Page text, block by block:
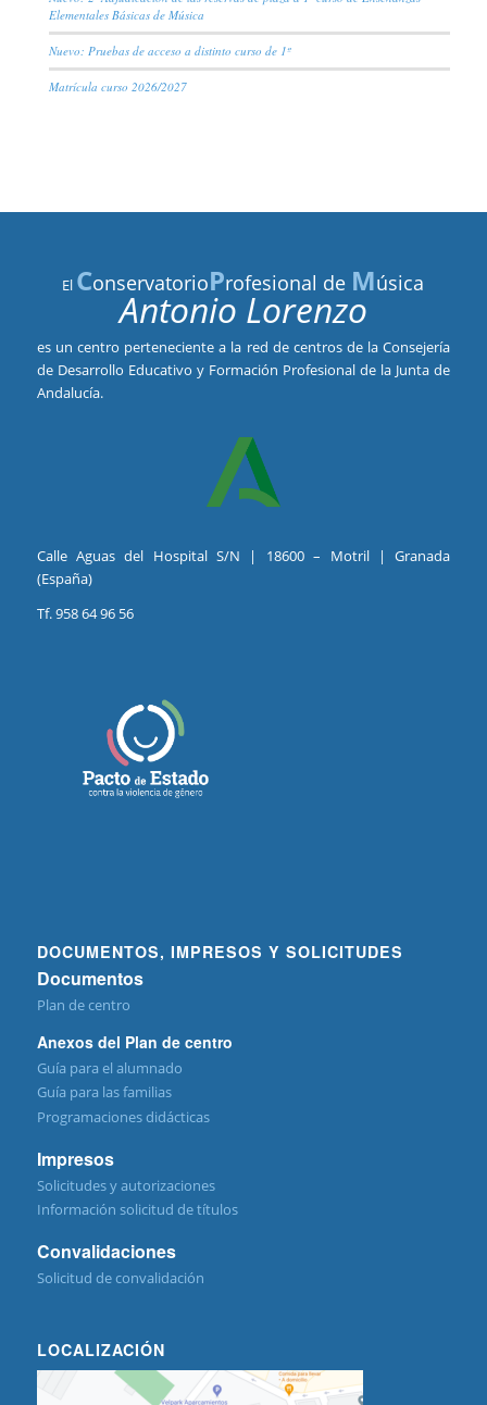
Elementales Básicas de Música
Nuevo: Pruebas de acceso a distinto curso de 1º
Matrícula curso 2026/2027
El ConservatorioProfesional de Música
Antonio Lorenzo
es un centro perteneciente a la red de centros de la Consejería
de Desarrollo Educativo y Formación Profesional de la Junta de
Andalucía.
Calle Aguas del Hospital S/N | 18600 – Motril | Granada
(España)
Tf. 958 64 96 56
DOCUMENTOS, IMPRESOS Y SOLICITUDES
Documentos
Plan de centro
Anexos del Plan de centro
Guía para el alumnado
Guía para las familias
Programaciones didácticas
Impresos
Solicitudes y autorizaciones
Información solicitud de títulos
Convalidaciones
Solicitud de convalidación
LOCALIZACIÓN